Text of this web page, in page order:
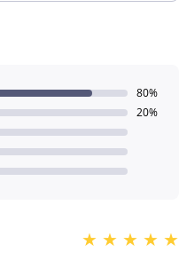
20%
80%
★ ★ ★ ★ ★